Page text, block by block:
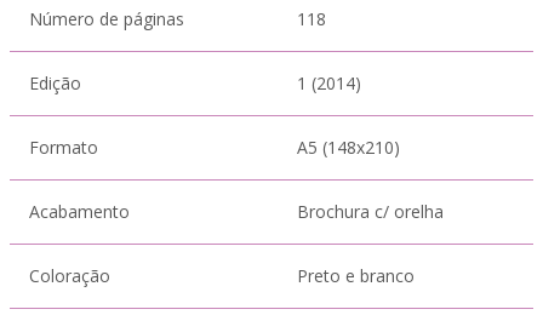
Número de páginas 118
Edição 1 (2014)
Formato A5 (148x210)
Acabamento Brochura c/ orelha
Coloração Preto e branco